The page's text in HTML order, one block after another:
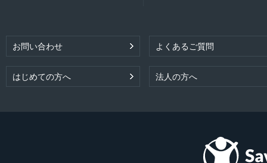
お問い合わせ よくあるご質問
はじめての方へ 法人の方へ